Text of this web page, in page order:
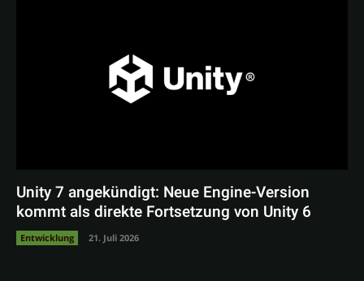
Unity 7 angekündigt: Neue Engine-Version
kommt als direkte Fortsetzung von Unity 6
Entwicklung 21. Juli 2026